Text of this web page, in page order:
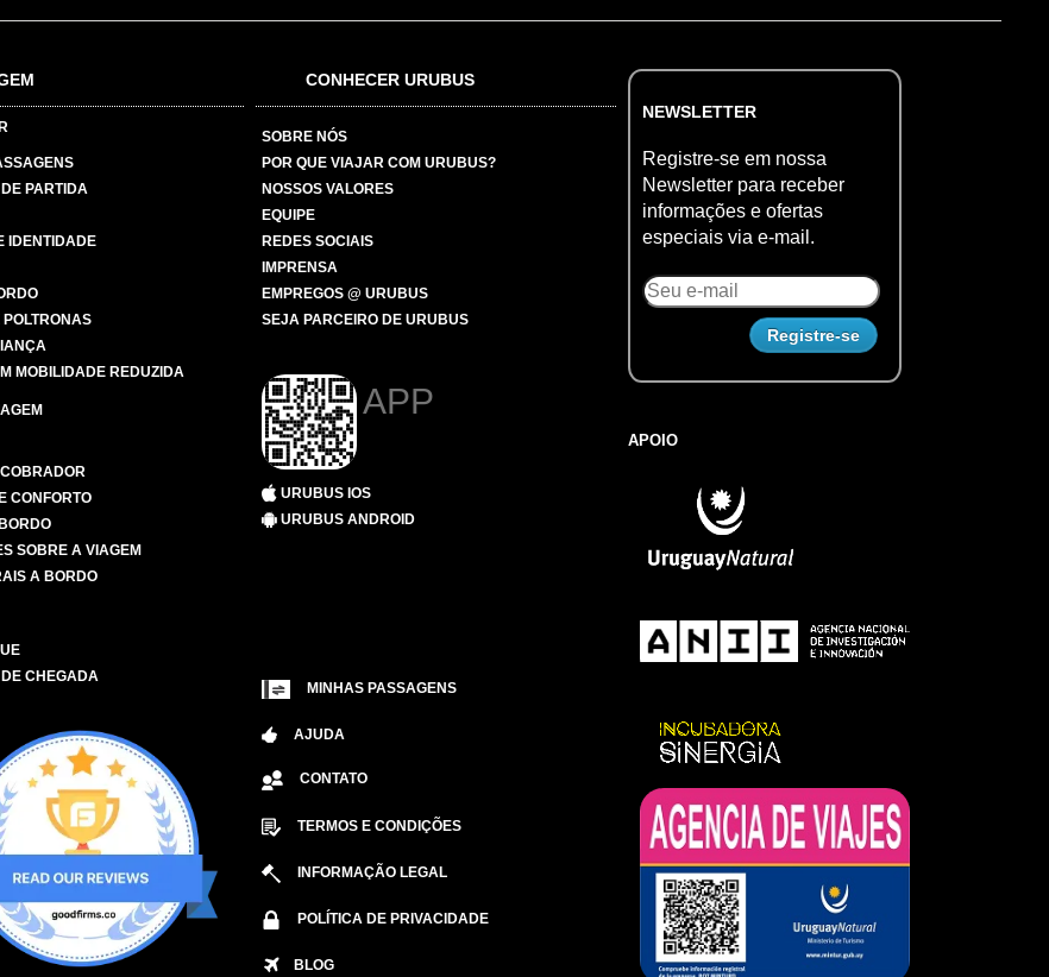
PARTIDA
IDENTIDADE
MOBILIDADE REDUZIDA
CONFORTO
SOBRE A VIAGEM
A BORDO
CHEGADA
CONHECER URUBUS
SOBRE NÓS
POR QUE VIAJAR COM URUBUS?
NOSSOS VALORES
EQUIPE
REDES SOCIAIS
IMPRENSA
EMPREGOS @ URUBUS
SEJA PARCEIRO DE URUBUS
APP
URUBUS IOS
URUBUS ANDROID
MINHAS PASSAGENS
AJUDA
CONTATO
TERMOS E CONDIÇÕES
INFORMAÇÃO LEGAL
POLÍTICA DE PRIVACIDADE
BLOG
NEWSLETTER
Registre-se em nossa
Newsletter para receber
informações e ofertas
especiais via e-mail.
APOIO